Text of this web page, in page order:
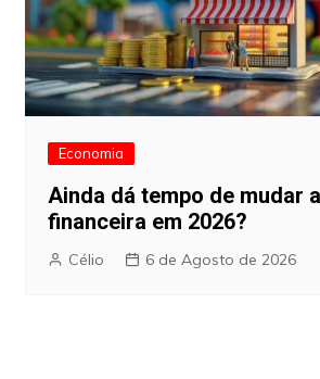
Economia
Ainda dá tempo de mudar
financeira em 2026?
Célio 6 de Agosto de 2026